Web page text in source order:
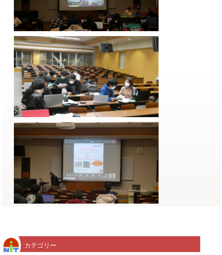
カテゴリー